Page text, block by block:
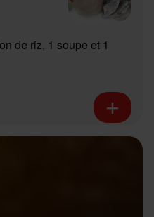
de riz, 1 soupe et 1